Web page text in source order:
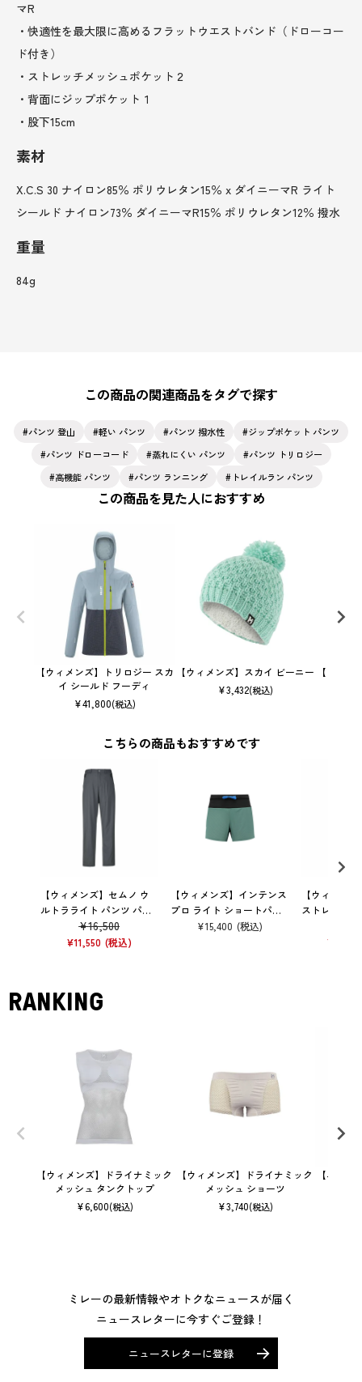
マR
・快適性を最大限に高めるフラットウエストバンド（ドローコー
ド付き）
・ストレッチメッシュポケット２
・背面にジップポケット１
・股下15cm
素材
X.C.S 30 ナイロン85％ ポリウレタン15％ x ダイニーマR ライト
シールド ナイロン73％ ダイニーマR15％ ポリウレタン12％ 撥水
重量
84g
この商品の関連商品をタグで探す
パンツ 登山 軽い パンツ パンツ 撥水性
ジップポケット パンツ
パンツ ドローコード
蒸れにくい パンツ
パンツ トリロジー
高機能 パンツ
パンツ ランニング トレイルラン パンツ
この商品を見た人におすすめ
【ウィメンズ】トリロジー スカ
イ シールド フーディ
¥41,800(税込)
【ウィメンズ】スカイ ビーニー
¥3,432(税込)
【ウィ
こちらの商品もおすすめです
【ウィメンズ】セムノ ウ
ルトラライト パンツ パン
ツ ズボン トレッキング
¥16,500
¥11,550
【ウィメンズ】インテンス
プロ ライト ショートパン
ツ パンツ ズボン トレッキ
¥15,400
【ウィメン
ストレッチ
¥
RANKING
【ウィメンズ】ドライナミック
メッシュ タンクトップ
¥6,600(税込)
【ウィメンズ】ドライナミック
メッシュ ショーツ
¥3,740(税込)
【ユニ
ミレーの最新情報やオトクなニュースが届く
ニュースレターに今すぐご登録！
ニュースレターに登録